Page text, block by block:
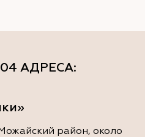
АДРЕСА:
район, около